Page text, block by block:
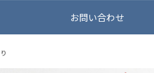
お問い合わせ